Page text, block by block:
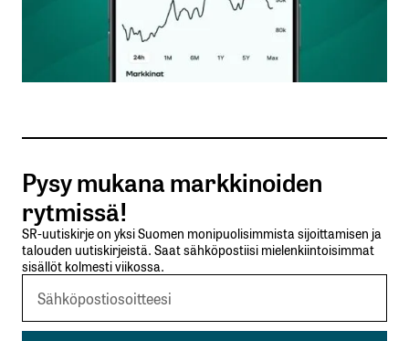
Nimesi tai nimimerkkisi
Sähköpostiosoitteesi
Tilaa SalkunRakentajan uutiskirje
Lähetä kommentti
Pysy mukana markkinoiden
rytmissä!
SR-uutiskirje on yksi Suomen monipuolisimmista sijoittamisen ja
talouden uutiskirjeistä. Saat sähköpostiisi mielenkiintoisimmat
sisällöt kolmesti viikossa.